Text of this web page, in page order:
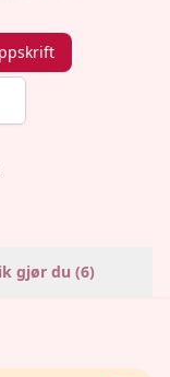
gjør du (6)